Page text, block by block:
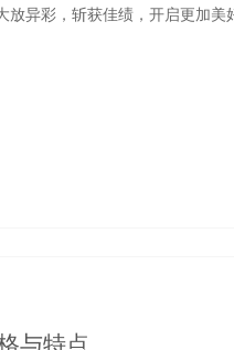
放异彩，斩获佳绩，开启更加美